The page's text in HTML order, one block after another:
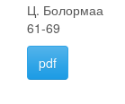
Ц. Болормаа
61-69
pdf